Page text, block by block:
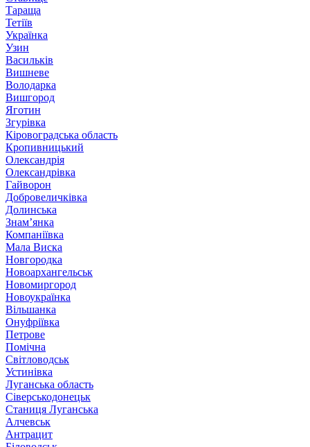
Тараща
Тетіїв
Українка
Узин
Васильків
Вишневе
Володарка
Вишгород
Яготин
Згурівка
Кіровоградська область
Кропивницький
Олександрія
Олександрівка
Гайворон
Добровеличківка
Долинська
Знам’янка
Компаніївка
Мала Виска
Новгородка
Новоархангельськ
Новомиргород
Новоукраїнка
Вільшанка
Онуфріївка
Петрове
Помічна
Світловодськ
Устинівка
Луганська область
Сіверськодонецьк
Станиця Луганська
Алчевськ
Антрацит